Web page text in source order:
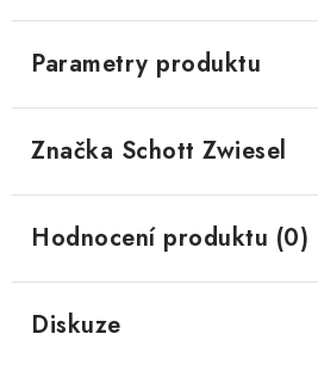
Parametry produktu
Značka Schott Zwiesel
Hodnocení produktu (0)
Diskuze